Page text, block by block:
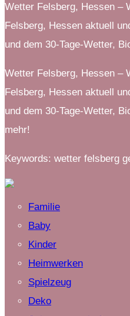
Wetter Felsberg, Hessen –
Felsberg, Hessen aktuell
und dem 30-Tage-Wetter,
Wetter Felsberg, Hessen –
Felsberg, Hessen aktuell
und dem 30-Tage-Wetter,
mehr!
Keywords: wetter felsberg
Familie
Baby
Kinder
Heimwerken
Spielzeug
Deko